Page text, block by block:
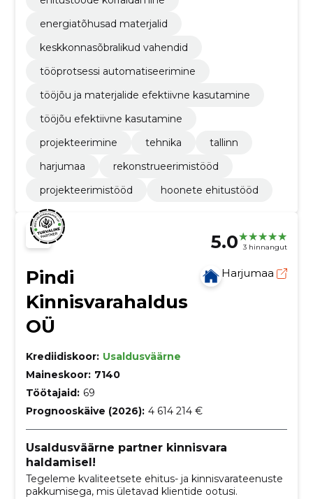
energiatõhusad materjalid
keskkonnasõbralikud vahendid
tööprotsessi automatiseerimine
tööjõu ja materjalide efektiivne kasutamine
tööjõu efektiivne kasutamine
projekteerimine
tehnika
tallinn
harjumaa
rekonstrueerimistööd
projekteerimistööd
hoonete ehitustööd
5.0 3 hinnangut
Pindi
Kinnisvarahaldus
OÜ
Harjumaa
Krediidiskoor: Usaldusväärne
Maineskoor: 7140
Töötajaid: 69
Prognooskäive (2026): 4 614 214 €
Usaldusväärne partner kinnisvara
haldamisel!
Tegeleme kvaliteetsete ehitus- ja kinnisvarateenuste
pakkumisega, mis ületavad klientide ootusi.